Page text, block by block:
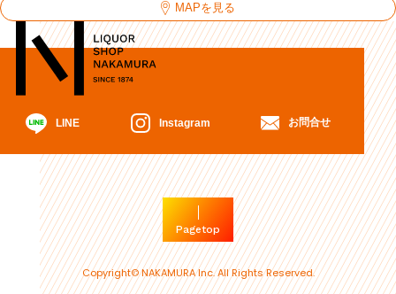
MAPを見る
LINE Instagram お問合せ
Pagetop
Copyright© NAKAMURA Inc. All Rights Reserved.